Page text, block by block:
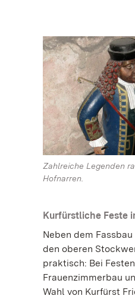
Zahlreiche Legenden
Hofnarren.
Kurfürstliche Feste
Neben dem
den oberen
praktisch: Bei
Frauenzimmerbau
Wahl von Kurfürst